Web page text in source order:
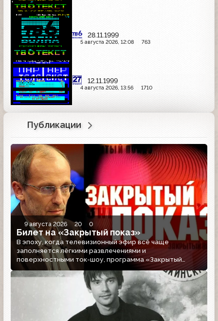
28.11.1999
5 августа 2026, 12:08 763
12.11.1999
4 августа 2026, 13:56 1710
Публикации
9 августа 2026 20 0
Билет на «Закрытый показ»
В эпоху, когда телевизионный эфир всё чаще
заполняется лёгкими развлечениями и
поверхностными ток-шоу, программа «Закрытый
показ» на «Первом канале» долгие годы оставалась
исключением. Её история — это череда уходов и
возвращений, каждый раз сопровождаемая
надеждой, что серьёзный разговор об искусстве всё
ещё способен найти своего зрителя.